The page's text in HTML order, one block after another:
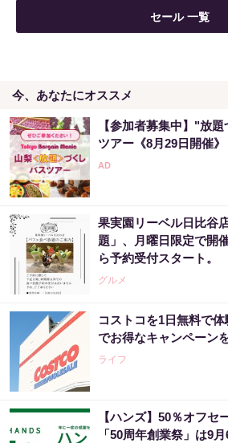
セール 一覧
今、あなたにオススメ
【参加者募集中】"放
ツアー《8月29日開催》
果実園リーベル日比谷
題」、月曜日限定で開
ら予約受付スタート。
グルメ
コストコを1日無料で
でお得なキャンペーン
ライフ
【ハンズ】50％オフセ
「50周年創業祭」は9月